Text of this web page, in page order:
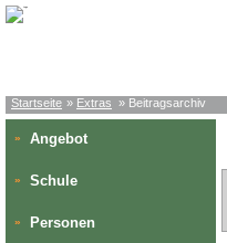
Startseite » Extras » Beitragsarchiv
» Angebot
» Schule
» Personen